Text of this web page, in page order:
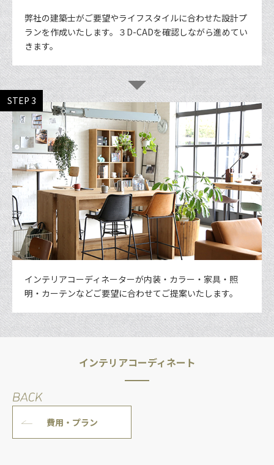
弊社の建築士がご要望やライフスタイルに合わせた設計プ
ランを作成いたします。３D-CADを確認しながら進めてい
きます。
STEP 3
インテリアコーディネーターが内装・カラー・家具・照
明・カーテンなどご要望に合わせてご提案いたします。
インテリアコーディネート
費用・プラン